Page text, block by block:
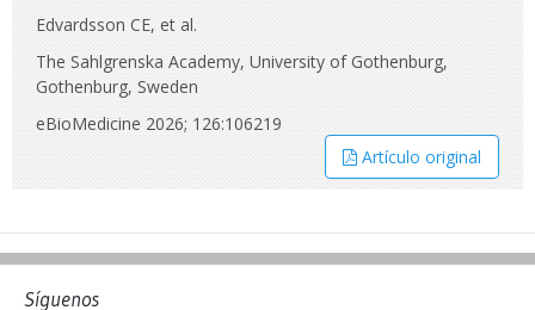
Edvardsson CE, et al.
The Sahlgrenska Academy, University of Gothenburg,
Gothenburg, Sweden
eBioMedicine 2026; 126:106219
Artículo original
Síguenos